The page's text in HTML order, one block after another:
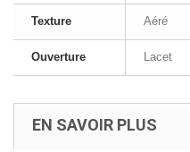
Texture Aéré
Ouverture Lacet
EN SAVOIR PLUS